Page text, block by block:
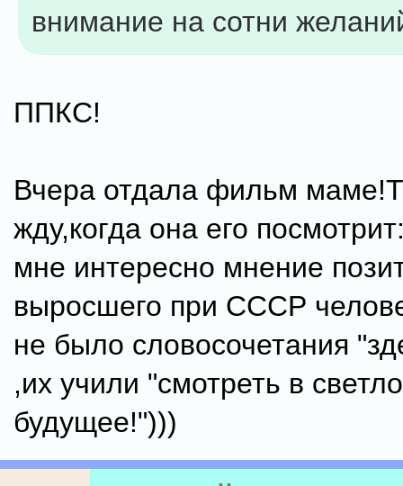
внимание на сотни
ППКС!
Вчера отдала фильм
жду,когда она его
мне интересно мнение
выросшего при СССР
не было словосочетания
,их учили "смотреть в
будущее!")))